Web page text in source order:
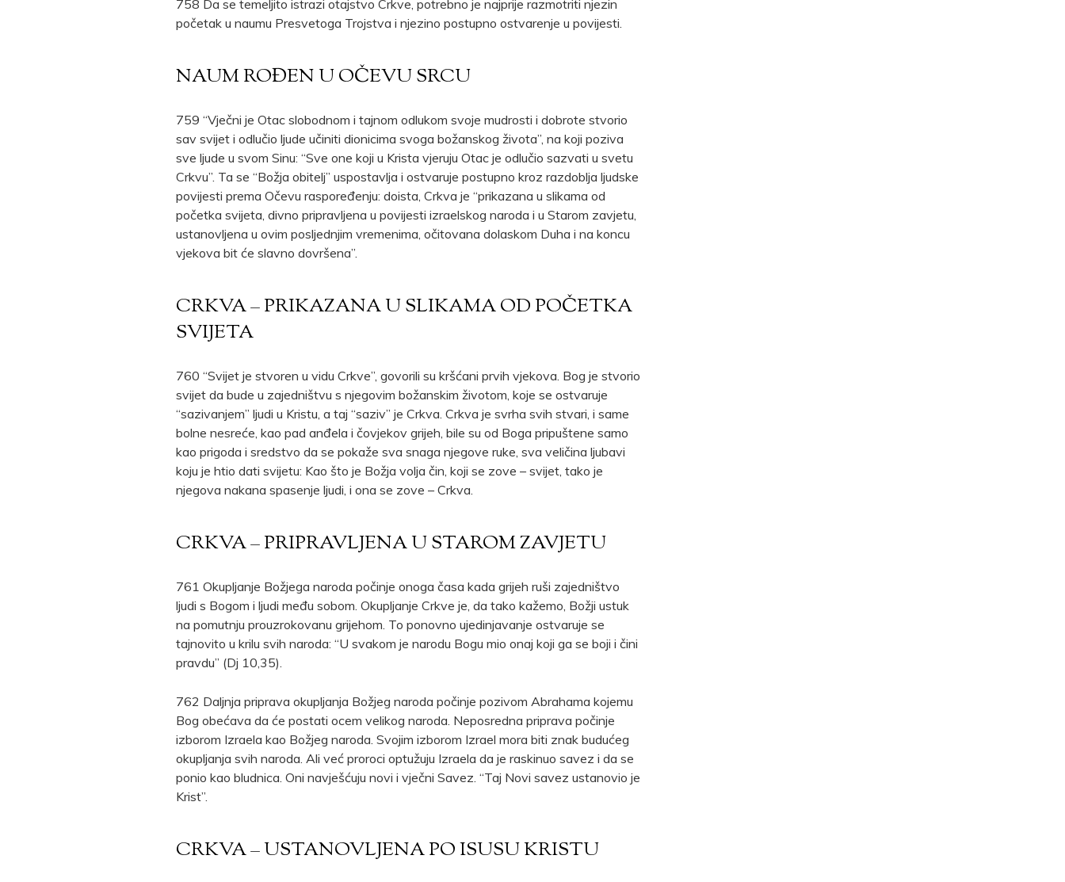
758 Da se temeljito istrazi otajstvo Crkve, potrebno je najprije razmotriti njezin
početak u naumu Presvetoga Trojstva i njezino postupno ostvarenje u povijesti.
NAUM ROĐEN U OČEVU SRCU
759 “Vječni je Otac slobodnom i tajnom odlukom svoje mudrosti i dobrote stvorio
sav svijet i odlučio ljude učiniti dionicima svoga božanskog života”, na koji poziva
sve ljude u svom Sinu: “Sve one koji u Krista vjeruju Otac je odlučio sazvati u svetu
Crkvu”. Ta se “Božja obitelj” uspostavlja i ostvaruje postupno kroz razdoblja ljudske
povijesti prema Očevu raspoređenju: doista, Crkva je “prikazana u slikama od
početka svijeta, divno pripravljena u povijesti izraelskog naroda i u Starom zavjetu,
ustanovljena u ovim posljednjim vremenima, očitovana dolaskom Duha i na koncu
vjekova bit će slavno dovršena”.
CRKVA – PRIKAZANA U SLIKAMA OD POČETKA
SVIJETA
760 “Svijet je stvoren u vidu Crkve”, govorili su kršćani prvih vjekova. Bog je stvorio
svijet da bude u zajedništvu s njegovim božanskim životom, koje se ostvaruje
“sazivanjem” ljudi u Kristu, a taj “saziv” je Crkva. Crkva je svrha svih stvari, i same
bolne nesreće, kao pad anđela i čovjekov grijeh, bile su od Boga pripuštene samo
kao prigoda i sredstvo da se pokaže sva snaga njegove ruke, sva veličina ljubavi
koju je htio dati svijetu: Kao što je Božja volja čin, koji se zove – svijet, tako je
njegova nakana spasenje ljudi, i ona se zove – Crkva.
CRKVA – PRIPRAVLJENA U STAROM ZAVJETU
761 Okupljanje Božjega naroda počinje onoga časa kada grijeh ruši zajedništvo
ljudi s Bogom i ljudi među sobom. Okupljanje Crkve je, da tako kažemo, Božji ustuk
na pomutnju prouzrokovanu grijehom. To ponovno ujedinjavanje ostvaruje se
tajnovito u krilu svih naroda: “U svakom je narodu Bogu mio onaj koji ga se boji i čini
pravdu” (Dj 10,35).
762 Daljnja priprava okupljanja Božjeg naroda počinje pozivom Abrahama kojemu
Bog obećava da će postati ocem velikog naroda. Neposredna priprava počinje
izborom Izraela kao Božjeg naroda. Svojim izborom Izrael mora biti znak budućeg
okupljanja svih naroda. Ali već proroci optužuju Izraela da je raskinuo savez i da se
ponio kao bludnica. Oni navješćuju novi i vječni Savez. “Taj Novi savez ustanovio je
Krist”.
CRKVA – USTANOVLJENA PO ISUSU KRISTU